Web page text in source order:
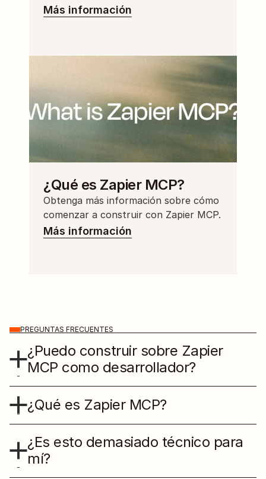
Más información
¿Qué es Zapier MCP?
Obtenga más información sobre cómo
comenzar a construir con Zapier MCP.
Más información
PREGUNTAS FRECUENTES
¿Puedo construir sobre Zapier
MCP como desarrollador?
¿Qué es Zapier MCP?
¿Es esto demasiado técnico para
mí?